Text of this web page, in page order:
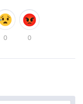
0 0